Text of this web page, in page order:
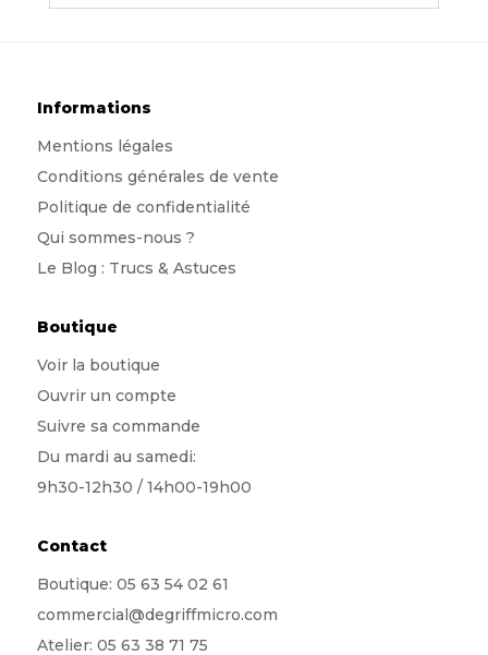
Informations
Mentions légales
Conditions générales de vente
Politique de confidentialité
Qui sommes-nous ?
Le Blog : Trucs & Astuces
Boutique
Voir la boutique
Ouvrir un compte
Suivre sa commande
Du mardi au samedi:
9h30-12h30 / 14h00-19h00
Contact
Boutique: 05 63 54 02 61
commercial@degriffmicro.com
Atelier: 05 63 38 71 75